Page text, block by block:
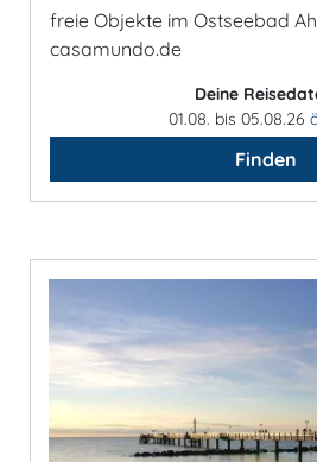
freie Objekte im Ostseebad
casamundo.de
Deine
01.08. bis 05.08.26
Finden